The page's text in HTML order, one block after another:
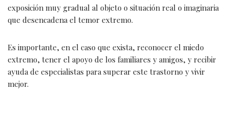
exposición muy gradual al objeto o situación real o imaginaria
que desencadena el temor extremo.
Es importante, en el caso que exista, reconocer el miedo
extremo, tener el apoyo de los familiares y amigos, y recibir
ayuda de especialistas para superar este trastorno y vivir
mejor.